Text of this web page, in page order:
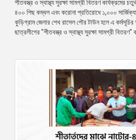
শীতবস্ত্র ও স্বাস্থ্য সুরক্ষা সামগ্রী বিতরণ কার্যক্রমের
৪০০ পিছ কম্বল এবং করোনা প্রতিরোধে ১,০০০
কুড়িগ্রাম জেলার শেখ রাসেল পৌর টাউন হলে এ
ছাত্রলীগের "শীতবস্ত্র ও স্বাস্থ্য সুরক্ষা সামগ্রী বিতরণ"